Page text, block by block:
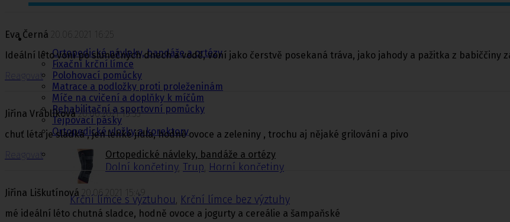
sport
Ortopedické návleky, bandáže a ortézy
Fixační krční límce
Polohovací pomůcky
Matrace a podložky proti proleženinám
Míče na cvičení a doplňky k míčům
Rehabilitační a sportovní pomůcky
Tejpovací pásky
Ortopedické vložky a korektory
Ortopedické návleky, bandáže a ortézy
Dolní končetiny, Trup Horní končetiny
Krční límce s výztuhou, Krční límce bez výztuhy
Eva Černá 20.06.2021 16:25
Ideální léto voní po slunečných dnech a vodě, voní jako čerstvě posekaná tráva, jako jahody a pažitka z
Reagovat
Jiřina Vráblíková20.06.2021 15:53
chuť léta je sladká , jen lehké jídla, hodně ovoce a zeleniny , trochu aj nějaké grilování a pivo
Reagovat
Jiřina Liškutínová 20.06.2021 15:49
mé ideální léto chutná sladce, hodně ovoce a jogurty a cereálie a šampaňské